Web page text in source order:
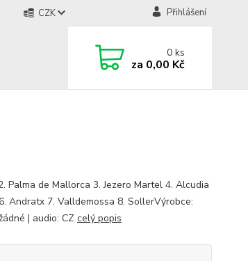
CZK Přihlášení
0ks
za 0,00 Kč
Palma de Mallorca 3. Jezero Martel 4. Alcudia
Andratx 7. Valldemossa 8. SollerVýrobce:
| audio: CZ celý popis